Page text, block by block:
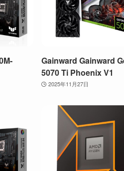
Gainward Gainward
5070 Ti Phoenix V1
2025年11月27日